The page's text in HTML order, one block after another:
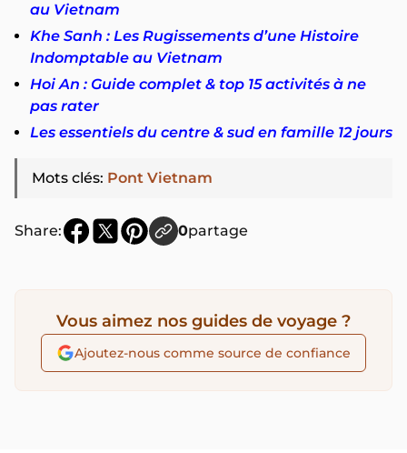
au Vietnam
Khe Sanh : Les Rugissements d’une Histoire
Indomptable au Vietnam
Hoi An : Guide complet & top 15 activités à ne
pas rater
Les essentiels du centre & sud en famille 12 jours
Mots clés: Pont Vietnam
Share: 0partage
Vous aimez nos guides de voyage ?
Ajoutez-nous comme source de confiance